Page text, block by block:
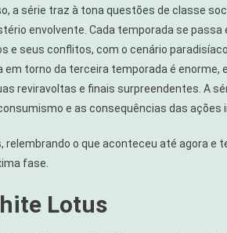
a série traz à tona questões de classe
envolvente. Cada temporada se
e seus conflitos, com o cenário
torno da terceira temporada é enorme,
reviravoltas e finais surpreendentes. A
e as consequências das ações
o que aconteceu até agora e
fase.
Lotus